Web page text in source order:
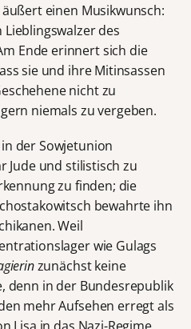
einen Musikwunsch:
Lieblingswalzer des
Ende erinnert sich die
sie und ihre Mitinsassen
nicht zu
niemals zu vergeben.
in der Sowjetunion
Jude und stilistisch zu
zu finden; die
bewahrte ihn
Weil
wie Gulags
zunächst keine
denn in der Bundesrepublik
mehr Aufsehen erregt als